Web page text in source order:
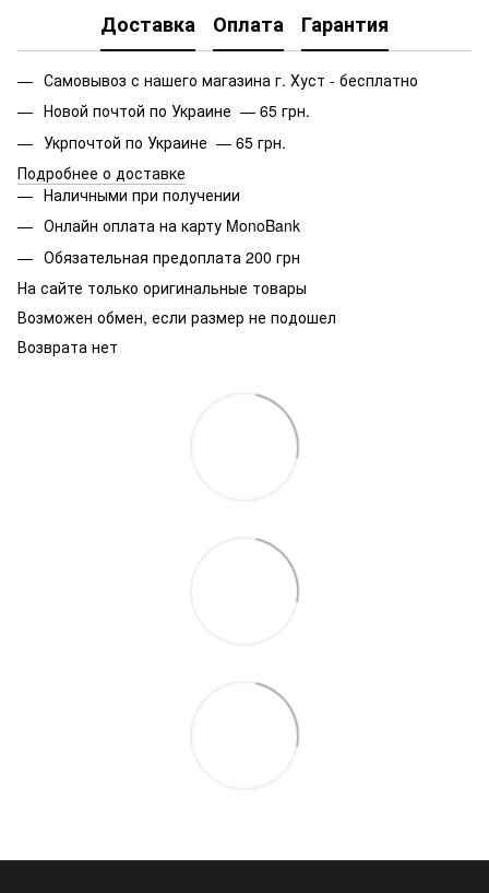
Доставка Оплата Гарантия
Самовывоз с нашего магазина г. Хуст - бесплатно
Новой почтой по Украине — 65 грн.
Укрпочтой по Украине — 65 грн.
Подробнее о доставке
Наличными при получении
Онлайн оплата на карту MonoBank
Обязательная предоплата 200 грн
На сайте только оригинальные товары
Возможен обмен, если размер не подошел
Возврата нет